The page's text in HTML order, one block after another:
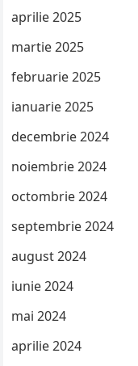
aprilie 2025
martie 2025
februarie 2025
ianuarie 2025
decembrie 2024
noiembrie 2024
octombrie 2024
septembrie 2024
august 2024
iunie 2024
mai 2024
aprilie 2024